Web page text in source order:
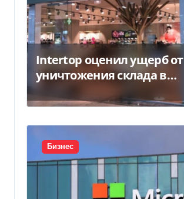
Intertop оценил ущерб от
уничтожения склада в
450 млн грн
Бизнес